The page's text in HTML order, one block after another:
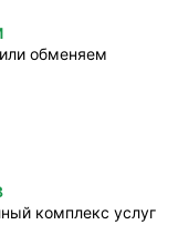
обменяем
комплекс услуг